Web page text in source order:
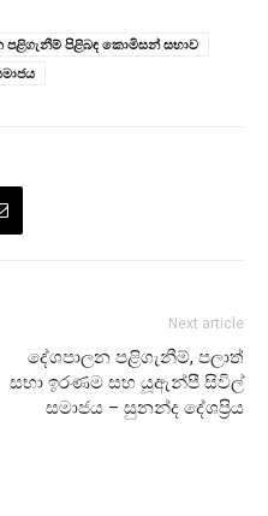
පළිගැනීම් පිළිබඳ කොමිසන් සභාව
Next article
දේශපාලන පළිගැනීම්, පලාත්
සභා ඉරණම සහ යූඇන්පී සිවිල්
සමාජය – සුනන්ද දේශප්‍රිය